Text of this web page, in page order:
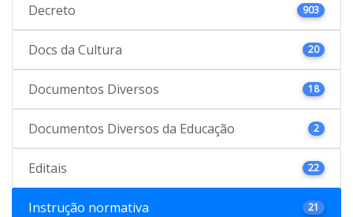
Decreto 903
Docs da Cultura 20
Documentos Diversos 18
Documentos Diversos da Educação 2
Editais 22
Instrução normativa 21